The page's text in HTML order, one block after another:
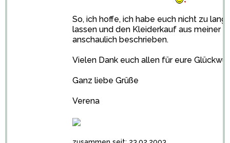
So, ich hoffe, ich habe euch nicht zu
lassen und den Kleiderkauf aus meiner
anschaulich beschrieben.
Vielen Dank euch allen für eure
Ganz liebe Grüße
Verena